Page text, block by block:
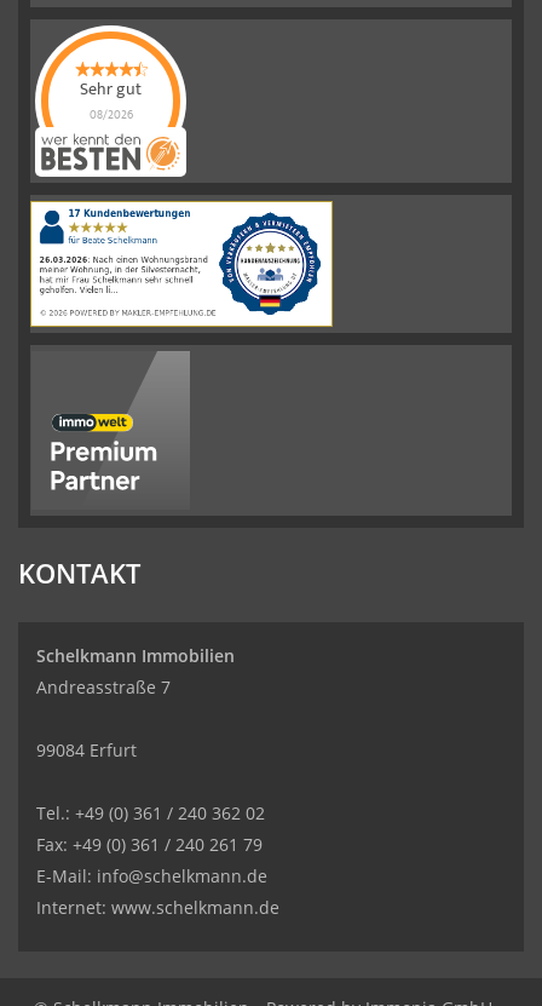
Sehr gut
08/2026
Schelkmann
Immobilienhat
|110Schelkmann
ImmobilienBewertungen
auf
werkenntdenBESTEN.de
KONTAKT
Schelkmann Immobilien
Andreasstraße 7
99084 Erfurt
Tel.: +49 (0) 361 / 240 362 02
Fax: +49 (0) 361 / 240 261 79
E-Mail: info@schelkmann.de
Internet: www.schelkmann.de